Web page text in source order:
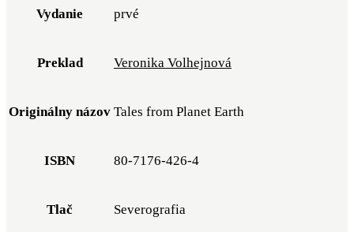
Vydanie prvé
Preklad Veronika Volhejnová
Originálny názov Tales from Planet Earth
ISBN 80-7176-426-4
Tlač Severografia